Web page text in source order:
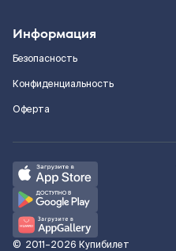
Информация
Безопасность
Конфиденциальность
Оферта
© 2011–2026 Купибилет